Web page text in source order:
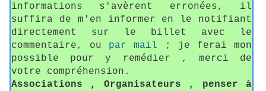
informations s'avèrent erronées, il
suffira de m'en informer en le notifiant
directement sur le billet avec le
commentaire, ou par mail ; je ferai mon
possible pour y remédier , merci de
votre compréhension.
Associations , Organisateurs , penser à